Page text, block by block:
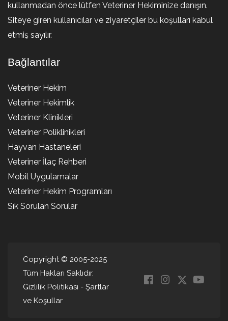
kullanmadan önce lütfen Veteriner Hekiminize danışın.
Siteye giren kullanıcılar ve ziyaretçiler bu koşulları kabul
etmiş sayılır.
Bağlantılar
Veteriner Hekim
Veteriner Hekimlik
Veteriner Klinikleri
Veteriner Poliklinikleri
Hayvan Hastaneleri
Veteriner İlaç Rehberi
Mobil Uygulamalar
Veteriner Hekim Programları
Sık Sorulan Sorular
Copyright © 2005-2025
Tüm Hakları Saklıdır.
Gizlilik Politikası - Şartlar
ve Koşullar